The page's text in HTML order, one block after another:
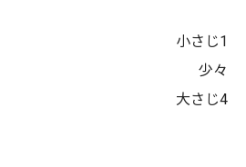
小さじ1
少々
大さじ4